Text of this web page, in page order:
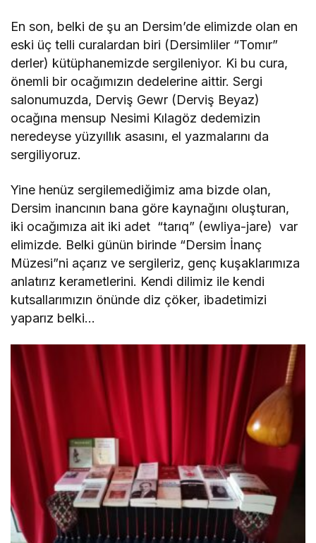
En son, belki de şu an Dersim’de elimizde olan en
eski üç telli curalardan biri (Dersimliler “Tomır”
derler) kütüphanemizde sergileniyor. Ki bu cura,
önemli bir ocağımızın dedelerine aittir. Sergi
salonumuzda, Derviş Gewr (Derviş Beyaz)
ocağına mensup Nesimi Kılagöz dedemizin
neredeyse yüzyıllık asasını, el yazmalarını da
sergiliyoruz.
Yine henüz sergilemediğimiz ama bizde olan,
Dersim inancının bana göre kaynağını oluşturan,
iki ocağımıza ait iki adet “tarıq” (ewliya-jare) var
elimizde. Belki günün birinde “Dersim İnanç
Müzesi”ni açarız ve sergileriz, genç kuşaklarımıza
anlatırız kerametlerini. Kendi dilimiz ile kendi
kutsallarımızın önünde diz çöker, ibadetimizi
yaparız belki…